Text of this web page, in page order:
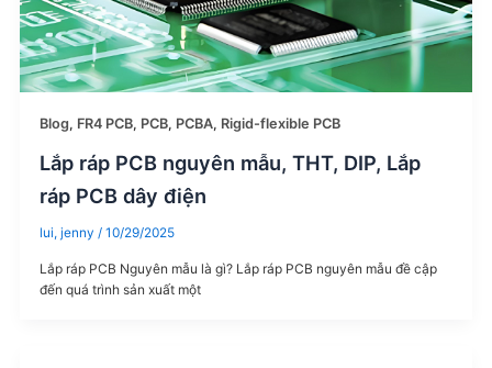
Blog, FR4 PCB, PCB, PCBA, Rigid-flexible PCB
Lắp ráp PCB nguyên mẫu, THT, DIP, Lắp
ráp PCB dây điện
lui, jenny / 10/29/2025
Lắp ráp PCB Nguyên mẫu là gì? Lắp ráp PCB nguyên mẫu đề cập
đến quá trình sản xuất một